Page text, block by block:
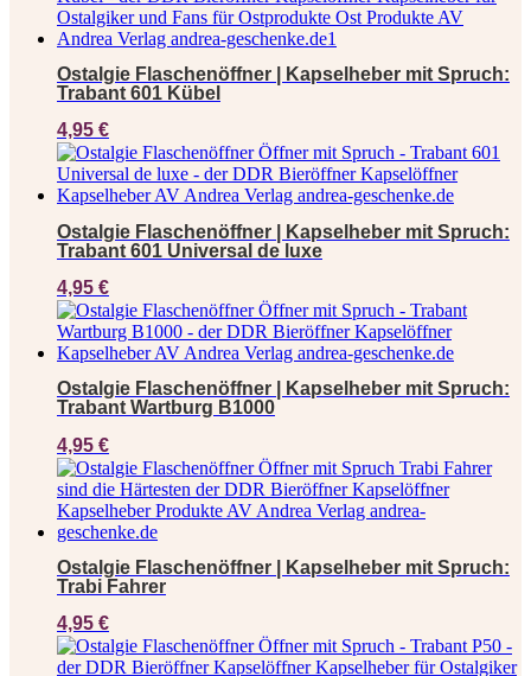
Ostalgie Flaschenöffner | Kapselheber mit Spruch:
Trabant 601 Kübel
4,95 €
Ostalgie Flaschenöffner | Kapselheber mit Spruch:
Trabant 601 Universal de luxe
4,95 €
Ostalgie Flaschenöffner | Kapselheber mit Spruch:
Trabant Wartburg B1000
4,95 €
Ostalgie Flaschenöffner | Kapselheber mit Spruch:
Trabi Fahrer
4,95 €